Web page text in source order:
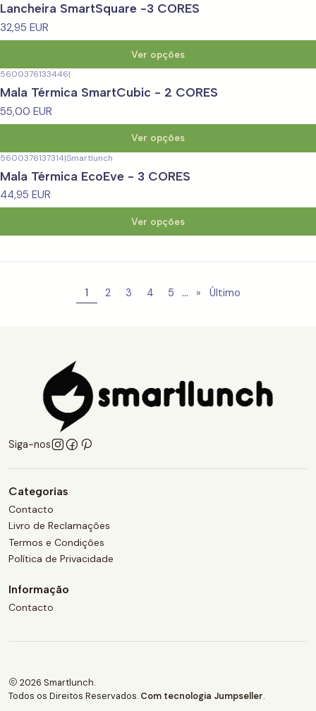
Lancheira SmartSquare -3 CORES
32,95 EUR
Ver opções
5600376133446|
Mala Térmica SmartCubic - 2 CORES
55,00 EUR
Ver opções
5600376137314|Smartlunch
Mala Térmica EcoEve - 3 CORES
44,95 EUR
Ver opções
1 2 3 4 5 ... » Último
Siga-nos
Categorias
Contacto
Livro de Reclamações
Termos e Condições
Política de Privacidade
Informação
Contacto
2026 Smartlunch.
Todos os Direitos Reservados. Com tecnologia Jumpseller.